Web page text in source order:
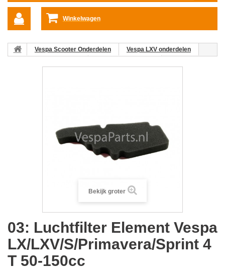
Winkelwagen
Vespa Scooter Onderdelen
Vespa LXV onderdelen
Bekijk groter
03: Luchtfilter Element Vespa
LX/LXV/S/Primavera/Sprint 4
T 50-150cc